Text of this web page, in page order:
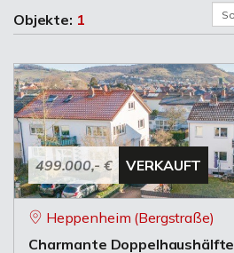
Objekte: 1
499.000,- € VERKAUFT
Heppenheim (Bergstraße)
Charmante